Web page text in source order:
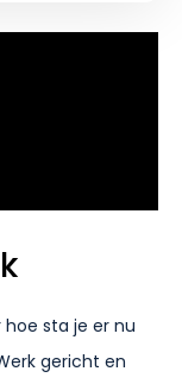
sta je er nu
gericht en